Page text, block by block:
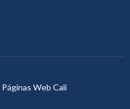
Páginas Web Cali